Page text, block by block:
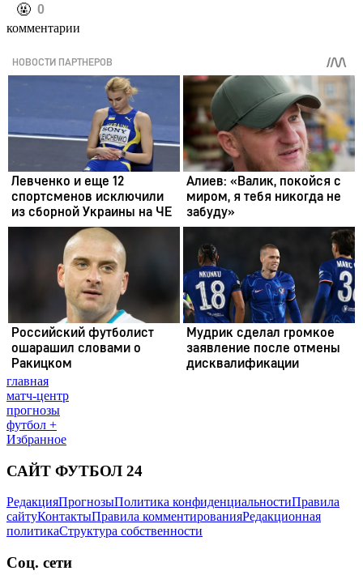
️🤬 0
комментарии
главная
матч-центр
прогнозы
футбол +
Избранное
САЙТ ФУТБОЛ 24
РедакцияПрогнозыПолитика конфиденциальностиПравила
сайтуКонтактыПравила комментированияРедакционная
политикаСтруктура собственности
Соц. сети